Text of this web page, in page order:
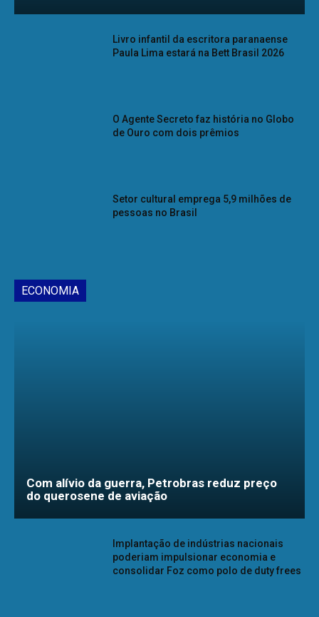
Livro infantil da escritora paranaense
Paula Lima estará na Bett Brasil 2026
O Agente Secreto faz história no Globo
de Ouro com dois prêmios
Setor cultural emprega 5,9 milhões de
pessoas no Brasil
ECONOMIA
Com alívio da guerra, Petrobras reduz preço
do querosene de aviação
Implantação de indústrias nacionais
poderiam impulsionar economia e
consolidar Foz como polo de duty frees